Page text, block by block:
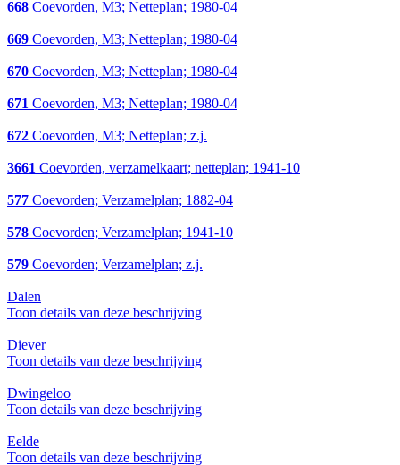
668 Coevorden, M3; Netteplan; 1980-04
669 Coevorden, M3; Netteplan; 1980-04
670 Coevorden, M3; Netteplan; 1980-04
671 Coevorden, M3; Netteplan; 1980-04
672 Coevorden, M3; Netteplan; z.j.
3661 Coevorden, verzamelkaart; netteplan; 1941-10
577 Coevorden; Verzamelplan; 1882-04
578 Coevorden; Verzamelplan; 1941-10
579 Coevorden; Verzamelplan; z.j.
Dalen
Toon details van deze beschrijving
Diever
Toon details van deze beschrijving
Dwingeloo
Toon details van deze beschrijving
Eelde
Toon details van deze beschrijving